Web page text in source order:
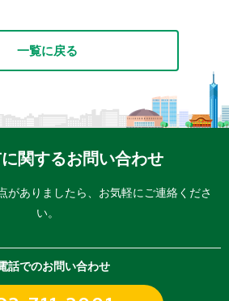
一覧に戻る
関するお問い合わせ
がありましたら、 お気軽にご連絡くださ
い。
話でのお問い合わせ